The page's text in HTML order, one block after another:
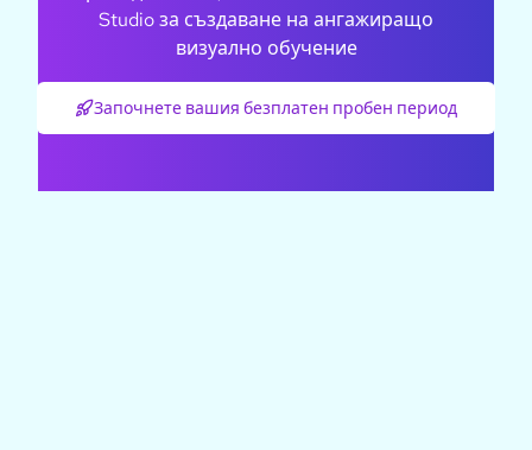
Studio за създаване на ангажиращо
визуално обучение
Започнете вашия безплатен пробен период